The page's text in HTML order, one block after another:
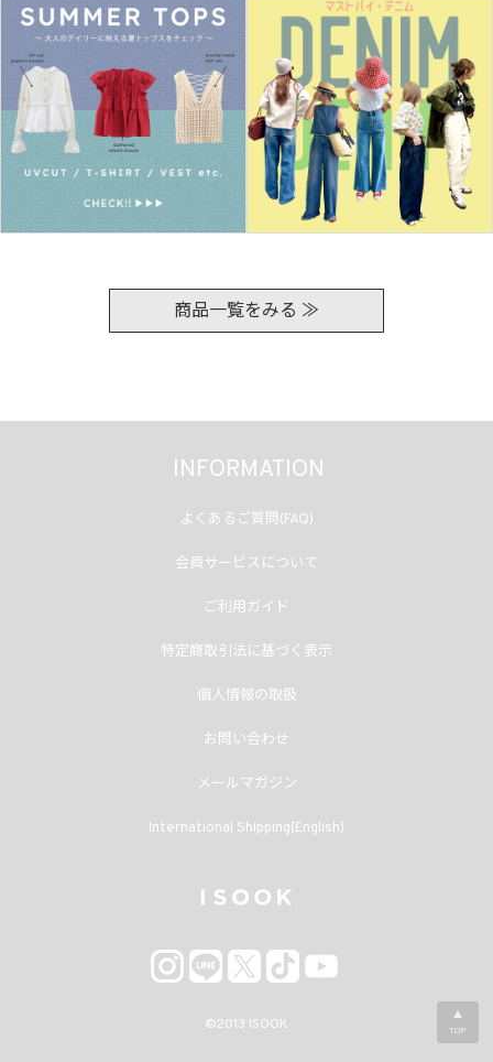
商品一覧をみる ≫
▲
TOP
INFORMATION
よくあるご質問(FAQ)
会員サービスについて
ご利用ガイド
特定商取引法に基づく表示
個人情報の取扱
お問い合わせ
メールマガジン
International Shipping(English)
©2013 ISOOK